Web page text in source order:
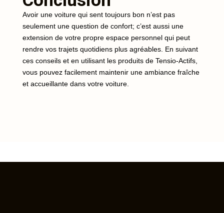
Avoir une voiture qui sent toujours bon n’est pas
seulement une question de confort; c’est aussi une
extension de votre propre espace personnel qui peut
rendre vos trajets quotidiens plus agréables. En suivant
ces conseils et en utilisant les produits de Tensio-Actifs,
vous pouvez facilement maintenir une ambiance fraîche
et accueillante dans votre voiture.